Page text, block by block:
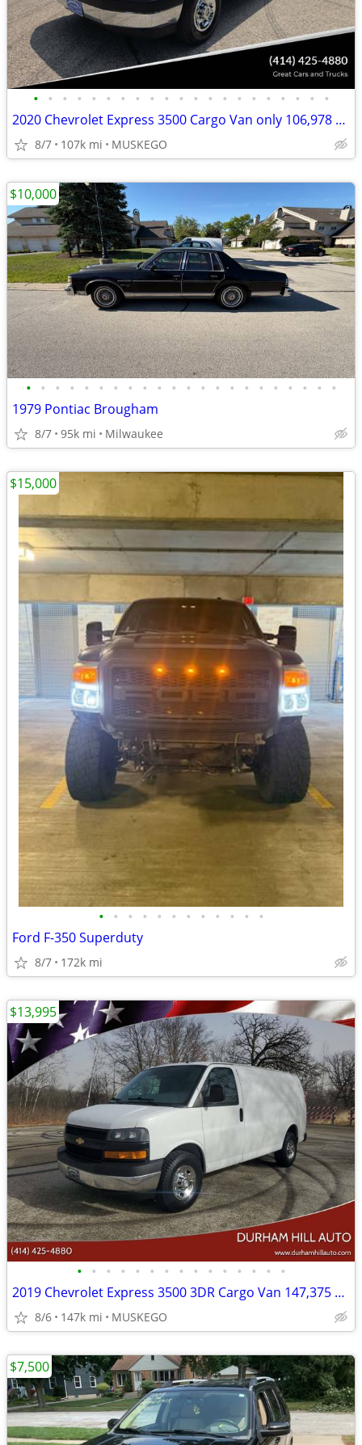
• • • • • • • • • • • • • • • • • • • • •
2020 Chevrolet Express 3500 Cargo Van only 106,978 miles
8/7 107k mi MUSKEGO
• • • • • • • • • • • • • • • • • • • • • •
1979 Pontiac Brougham
8/7 95k mi Milwaukee
$10,000
• • • • • • • • • • • •
Ford F-350 Superduty
8/7 172k mi
$15,000
• • • • • • • • • • • • • • •
2019 Chevrolet Express 3500 3DR Cargo Van 147,375 miles
8/6 147k mi MUSKEGO
$13,995
$7,500